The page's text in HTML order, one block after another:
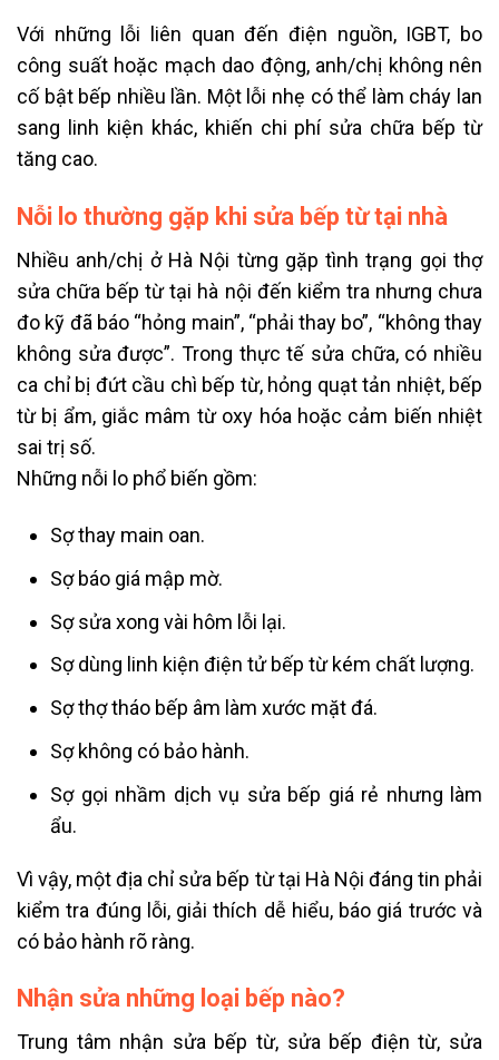
Với những lỗi liên quan đến điện nguồn, IGBT, bo
công suất hoặc mạch dao động, anh/chị không nên
cố bật bếp nhiều lần. Một lỗi nhẹ có thể làm cháy lan
sang linh kiện khác, khiến chi phí sửa chữa bếp từ
tăng cao.
Nỗi lo thường gặp khi sửa bếp từ tại nhà
Nhiều anh/chị ở Hà Nội từng gặp tình trạng gọi thợ
sửa chữa bếp từ tại hà nội đến kiểm tra nhưng chưa
đo kỹ đã báo “hỏng main”, “phải thay bo”, “không thay
không sửa được”. Trong thực tế sửa chữa, có nhiều
ca chỉ bị đứt cầu chì bếp từ, hỏng quạt tản nhiệt, bếp
từ bị ẩm, giắc mâm từ oxy hóa hoặc cảm biến nhiệt
sai trị số.
Những nỗi lo phổ biến gồm:
Sợ thay main oan.
Sợ báo giá mập mờ.
Sợ sửa xong vài hôm lỗi lại.
Sợ dùng linh kiện điện tử bếp từ kém chất lượng.
Sợ thợ tháo bếp âm làm xước mặt đá.
Sợ không có bảo hành.
Sợ gọi nhầm dịch vụ sửa bếp giá rẻ nhưng làm
ẩu.
Vì vậy, một địa chỉ sửa bếp từ tại Hà Nội đáng tin phải
kiểm tra đúng lỗi, giải thích dễ hiểu, báo giá trước và
có bảo hành rõ ràng.
Nhận sửa những loại bếp nào?
Trung tâm nhận sửa bếp từ, sửa bếp điện từ, sửa